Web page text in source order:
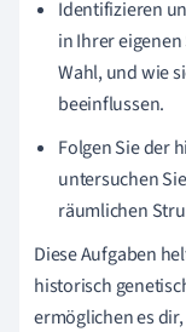
Identifizieren
in Ihrer
Wahl, und wie
beeinflussen.
Folgen Sie der
untersuchen
räumlichen
Diese Aufgaben
historisch
ermöglichen es